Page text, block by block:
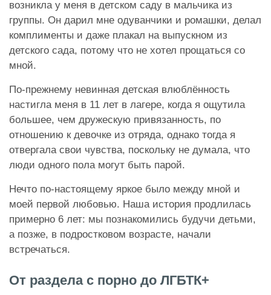
возникла у меня в детском саду в мальчика из
группы. Он дарил мне одуванчики и ромашки, делал
комплименты и даже плакал на выпускном из
детского сада, потому что не хотел прощаться со
мной.
По-прежнему невинная детская влюблённость
настигла меня в 11 лет в лагере, когда я ощутила
большее, чем дружескую привязанность, по
отношению к девочке из отряда, однако тогда я
отвергала свои чувства, поскольку не думала, что
люди одного пола могут быть парой.
Нечто по-настоящему яркое было между мной и
моей первой любовью. Наша история продлилась
примерно 6 лет: мы познакомились будучи детьми,
а позже, в подростковом возрасте, начали
встречаться.
От раздела с порно до ЛГБТК+